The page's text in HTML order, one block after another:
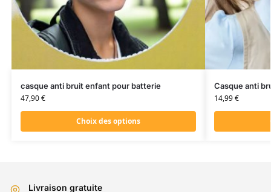
casque anti bruit enfant pour batterie
47,90€
Choix des options
Casque anti
14,99€
Livraison gratuite